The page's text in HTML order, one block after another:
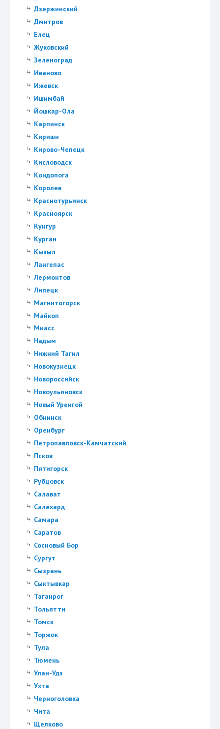
Дзержинский
Дмитров
Елец
Жуковский
Зеленоград
Иваново
Ижевск
Ишимбай
Йошкар-Ола
Карпинск
Кириши
Кирово-Чепецк
Кисловодск
Кондопога
Королев
Краснотурьинск
Красноярск
Кунгур
Курган
Кызыл
Лангепас
Лермонтов
Липецк
Магнитогорск
Майкоп
Миасс
Надым
Нижний Тагил
Новокузнецк
Новороссийск
Новоульяновск
Новый Уренгой
Обнинск
Оренбург
Петропавловск-Камчатский
Псков
Пятигорск
Рубцовск
Салават
Салехард
Самара
Саратов
Сосновый Бор
Сургут
Сызрань
Сыктывкар
Таганрог
Тольятти
Томск
Торжок
Тула
Тюмень
Улан-Удэ
Ухта
Черноголовка
Чита
Щелково